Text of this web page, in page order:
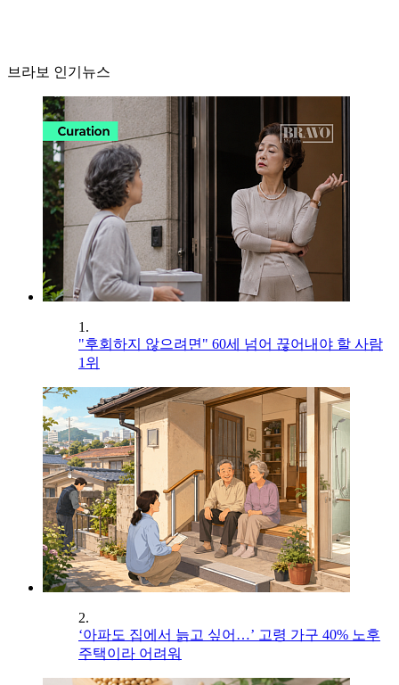
브라보 인기뉴스
1.
"후회하지 않으려면" 60세 넘어 끊어내야 할 사람
1위
2.
‘아파도 집에서 늙고 싶어…’ 고령 가구 40% 노후
주택이라 어려워